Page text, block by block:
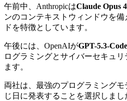
午前中、AnthropicはClaude Opus
ンのコンテキストウィンドウを
ドを特徴としています。
午後には、OpenAIがGPT-5.3-
ログラミングとサイバーセキュ
ます。
両社は、最強のプログラミング
じ日に発表することを選択しま